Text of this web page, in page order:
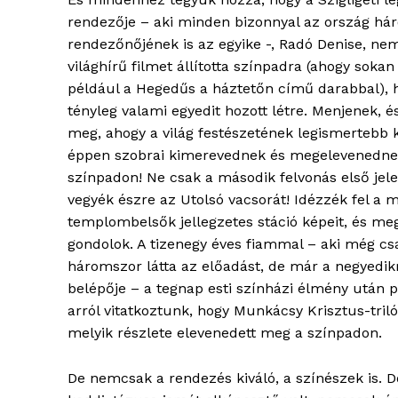
rendezője – aki minden bizonnyal az ország
rendezőnőjének is az egyike -, Radó Denise,
világhírű filmet állította színpadra (ahogy sokan
például a Hegedűs a háztetőn című darabbal),
tényleg valami egyedit hozott létre. Menjenek,
meg, ahogy a világ festészetének legismertebb
éppen szobrai kimerevednek és
színpadon! Ne csak a második felvonás első
vegyék észre az Utolsó vacsorát! Idézzék fel a
templombelsők jellegzetes stáció képeit, és
gondolok. A tizenegy éves fiammal – aki még
háromszor látta az előadást, de már a
belépője – a tegnap esti színházi élmény után
arról vitatkoztunk, hogy Munkácsy Krisztus-
melyik részlete elevenedett meg a színpadon.
De nemcsak a rendezés kiváló, a színészek is.